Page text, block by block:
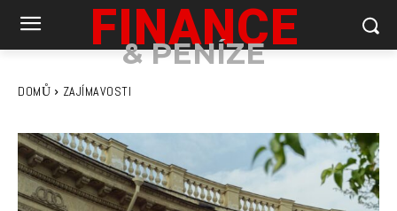
FINANCE
& PENÍZE
DOMŮ ZAJÍMAVOSTI